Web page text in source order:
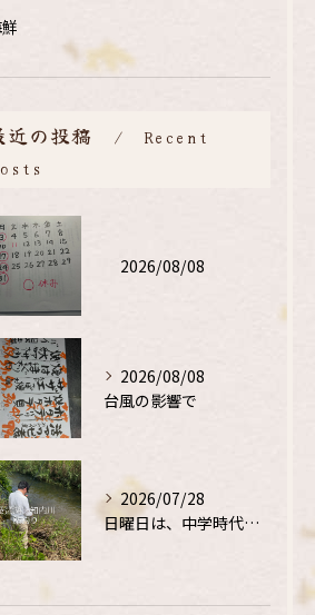
近の投稿
Recent
2026/08/08
2026/08/08
台風の影響で
2026/07/28
日曜日は、中学時代の、同級生と鮎釣り